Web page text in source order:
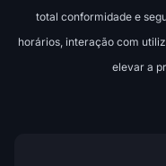
total conformidade e
horários, interação com
elevar a